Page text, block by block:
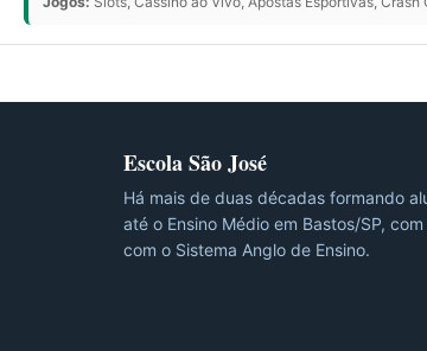
Escola São José
Há mais de duas décadas formando
até o Ensino Médio em Bastos/SP,
com o Sistema Anglo de Ensino.